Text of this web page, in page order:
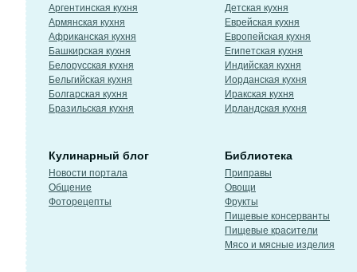
Аргентинская кухня
Армянская кухня
Африканская кухня
Башкирская кухня
Белорусская кухня
Бельгийская кухня
Болгарская кухня
Бразильская кухня
Детская кухня
Еврейская кухня
Европейская кухня
Египетская кухня
Индийская кухня
Иорданская кухня
Иракская кухня
Ирландская кухня
Кулинарный блог
Новости портала
Общение
Фоторецепты
Библиотека
Приправы
Овощи
Фрукты
Пищевые консерванты
Пищевые красители
Мясо и мясные изделия